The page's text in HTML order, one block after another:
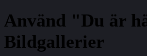
Använd "Du är
Bildgallerier